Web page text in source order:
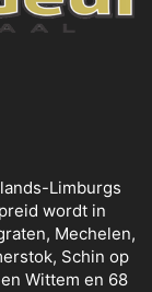
Limburgs
wordt in
Mechelen,
Schin op
Wittem en 68